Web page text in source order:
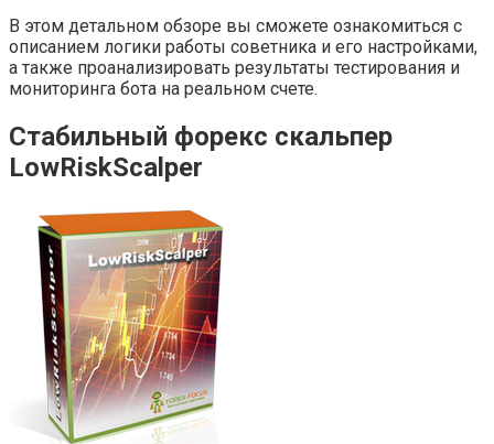
В этом детальном обзоре вы сможете ознакомиться с
описанием логики работы советника и его настройками,
а также проанализировать результаты тестирования и
мониторинга бота на реальном счете.
Стабильный форекс скальпер
LowRiskScalper